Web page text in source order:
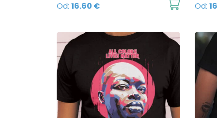
Od: 16.60 €
This
multiple
options
Od: